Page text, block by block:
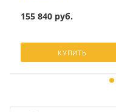
155 840руб.
КУПИТЬ